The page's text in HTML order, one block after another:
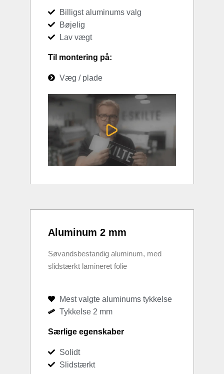
Billigst aluminums valg
Bøjelig
Lav vægt
Til montering på:
Væg / plade
Aluminum 2 mm
Søvandsbestandig aluminum, med
slidstærkt lamineret folie
Mest valgte aluminums tykkelse
Tykkelse 2 mm
Særlige egenskaber
Solidt
Slidstærkt